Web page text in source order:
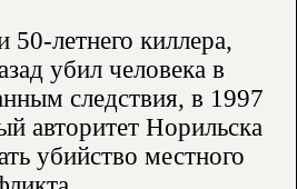
летнего киллера,
убил человека в
следствия, в 1997
авторитет Норильска
убийство местного